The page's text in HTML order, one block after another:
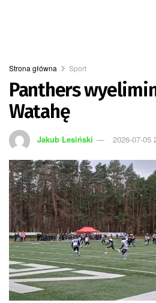
Strona główna Sport
Panthers
Watahę
Jakub Lesiński 2026-07-05